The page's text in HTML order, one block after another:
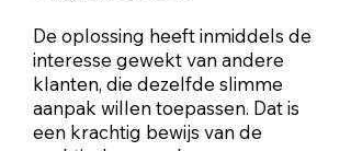
De oplossing heeft inmiddels de
interesse gewekt van andere
klanten, die dezelfde slimme
aanpak willen toepassen. Dat is
een krachtig bewijs van de